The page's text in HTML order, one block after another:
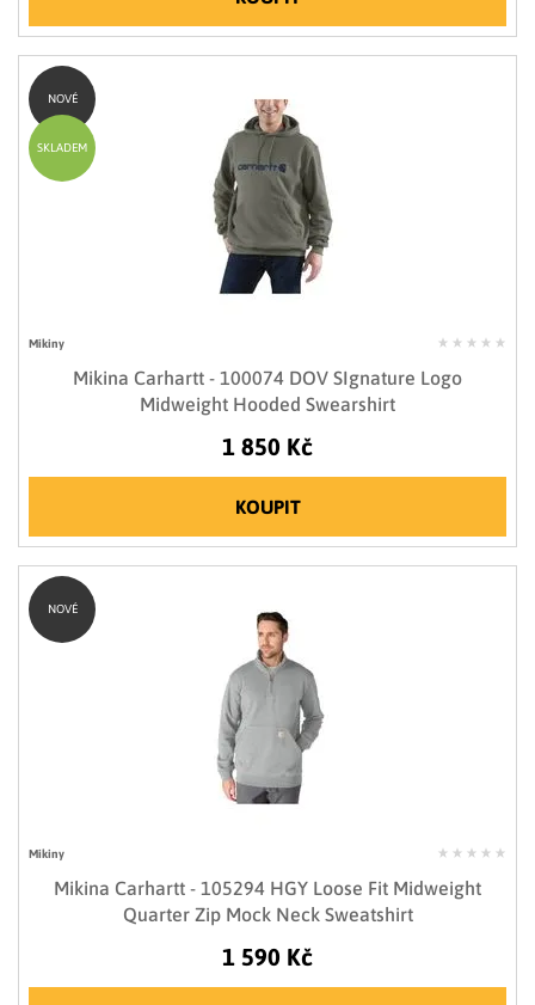
Mikiny
Mikina Carhartt - 100074 DOV SIgnature Logo
Midweight Hooded Swearshirt
1 850 Kč
KOUPIT
NOVÉ
SKLADEM
Mikiny
Mikina Carhartt - 105294 HGY Loose Fit Midweight
Quarter Zip Mock Neck Sweatshirt
1 590 Kč
NOVÉ